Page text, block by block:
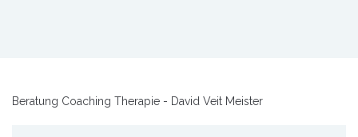
Beratung Coaching Therapie - David Veit Meister